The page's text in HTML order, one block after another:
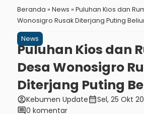
Beranda » News » Puluhan Kios dan
Wonosigro Rusak Diterjang Puting
News
Puluhan Kios dan
Desa Wonosigro
Diterjang Puting
account_circleKebumen Updatecalendar_monthSel, 25 Okt
comment0 komentar